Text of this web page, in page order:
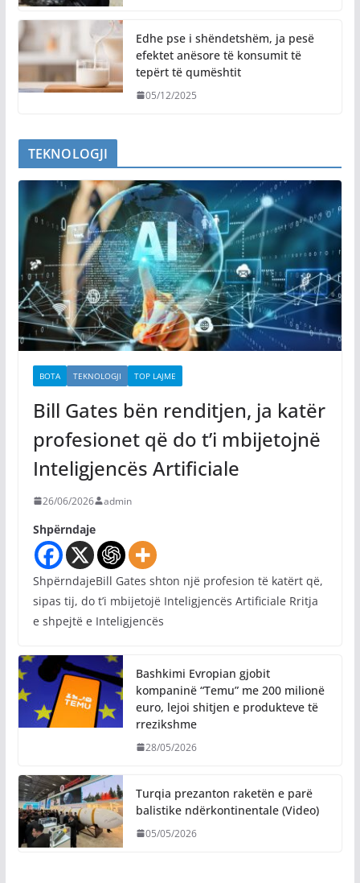
Edhe pse i shëndetshëm, ja pesë
efektet anësore të konsumit të
tepërt të qumështit
05/12/2025
TEKNOLOGJI
BOTA TEKNOLOGJI TOP LAJME
Bill Gates bën renditjen, ja katër
profesionet që do t’i mbijetojnë
Inteligjencës Artificiale
26/06/2026 admin
Shpërndaje
ShpërndajeBill Gates shton një profesion të katërt që,
sipas tij, do t’i mbijetojë Inteligjencës Artificiale Rritja
e shpejtë e Inteligjencës
Bashkimi Evropian gjobit
kompaninë “Temu” me 200 milionë
euro, lejoi shitjen e produkteve të
rrezikshme
28/05/2026
Turqia prezanton raketën e parë
balistike ndërkontinentale (Video)
05/05/2026